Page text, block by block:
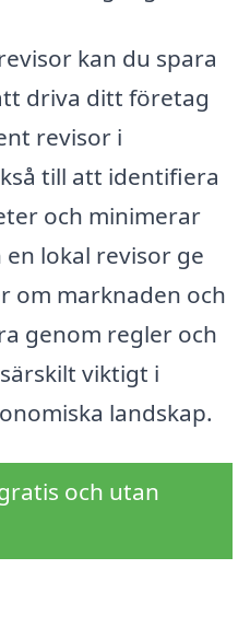
kan du spara
driva ditt företag
revisor i
till att identifiera
och minimerar
lokal revisor ge
om marknaden och
genom regler och
viktigt i
landskap.
och utan